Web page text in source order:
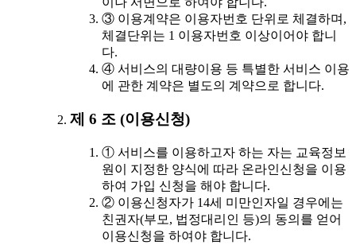
③ 이용계약은 이용자번호 단위로 체결하며,
체결단위는 1 이용자번호 이상이어야 합니
다.
④ 서비스의 대량이용 등 특별한 서비스 이용
에 관한 계약은 별도의 계약으로 합니다.
제 6 조 (이용신청)
① 서비스를 이용하고자 하는 자는 교육정보
원이 지정한 양식에 따라 온라인신청을 이용
하여 가입 신청을 해야 합니다.
② 이용신청자가 14세 미만인자일 경우에는
친권자(부모, 법정대리인 등)의 동의를 얻어
이용신청을 하여야 합니다.